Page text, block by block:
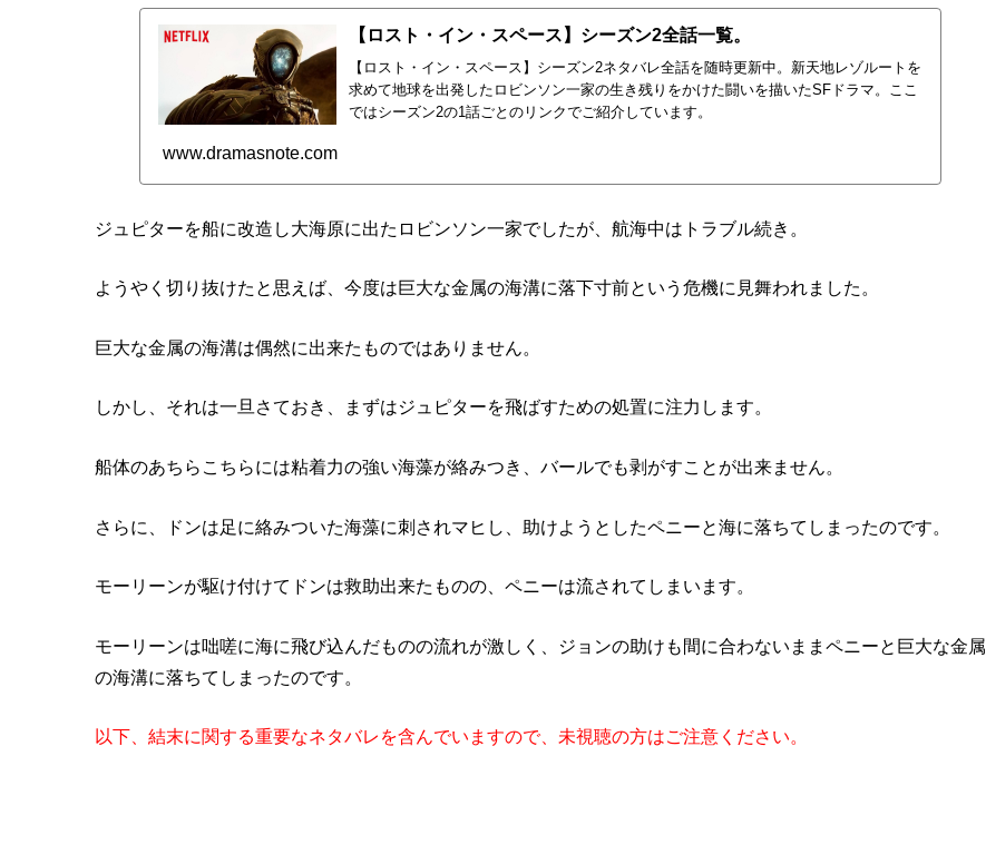
【ロスト・イン・スペース】シーズン2全話一覧。
【ロスト・イン・スペース】シーズン2ネタバレ全話を随時更新中。新天地レゾルートを
求めて地球を出発したロビンソン一家の生き残りをかけた闘いを描いたSFドラマ。ここ
ではシーズン2の1話ごとのリンクでご紹介しています。
www.dramasnote.com
ジュピターを船に改造し大海原に出たロビンソン一家でしたが、航海中はトラブル続き。
ようやく切り抜けたと思えば、今度は巨大な金属の海溝に落下寸前という危機に見舞われました。
巨大な金属の海溝は偶然に出来たものではありません。
しかし、それは一旦さておき、まずはジュピターを飛ばすための処置に注力します。
船体のあちらこちらには粘着力の強い海藻が絡みつき、バールでも剥がすことが出来ません。
さらに、ドンは足に絡みついた海藻に刺されマヒし、助けようとしたペニーと海に落ちてしまったのです。
モーリーンが駆け付けてドンは救助出来たものの、ペニーは流されてしまいます。
モーリーンは咄嗟に海に飛び込んだものの流れが激しく、ジョンの助けも間に合わないままペニーと巨大な金属
の海溝に落ちてしまったのです。
以下、結末に関する重要なネタバレを含んでいますので、未視聴の方はご注意ください。